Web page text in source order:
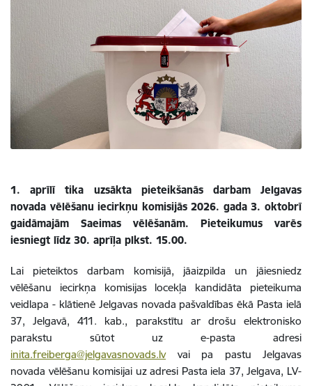
1. aprīlī tika uzsākta pieteikšanās darbam Jelgavas
novada vēlēšanu iecirkņu komisijās 2026. gada 3. oktobrī
gaidāmajām Saeimas vēlēšanām. Pieteikumus varēs
iesniegt līdz 30. aprīļa plkst. 15.00.
Lai pieteiktos darbam komisijā, jāaizpilda un jāiesniedz
vēlēšanu iecirkņa komisijas locekļa kandidāta pieteikuma
veidlapa - klātienē Jelgavas novada pašvaldības ēkā Pasta ielā
37, Jelgavā, 411. kab., parakstītu ar drošu elektronisko
parakstu sūtot uz e-pasta adresi
inita.freiberga@jelgavasnovads.lvvai pa pastu Jelgavas
novada vēlēšanu komisijai uz adresi Pasta iela 37, Jelgava, LV-